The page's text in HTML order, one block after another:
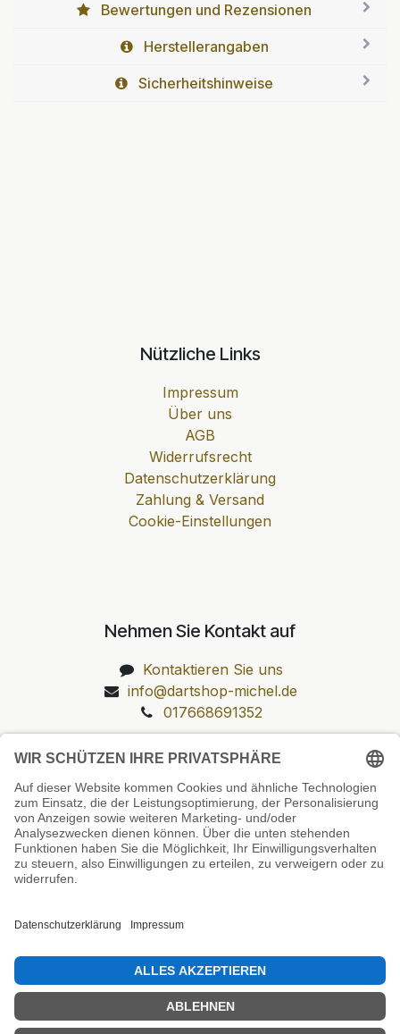
Bewertungen und Rezensionen
Herstellerangaben
Sicherheitshinweise
Nützliche Links
Impressum
Über uns
AGB
Widerrufsrecht
Datenschutzerklärung
Zahlung & Versand
Cookie-Einstellungen
Nehmen Sie Kontakt auf
Kontaktieren Sie uns
info@dartshop-michel.de
017668691352
Unsere Prüfsiegel